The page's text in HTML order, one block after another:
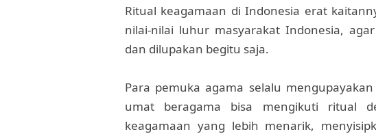
Ritual keagamaan di Indonesia erat
nilai-nilai luhur masyarakat Indonesia,
dan dilupakan begitu saja.
Para pemuka agama selalu
umat beragama bisa mengikuti ritual
keagamaan yang lebih menarik,